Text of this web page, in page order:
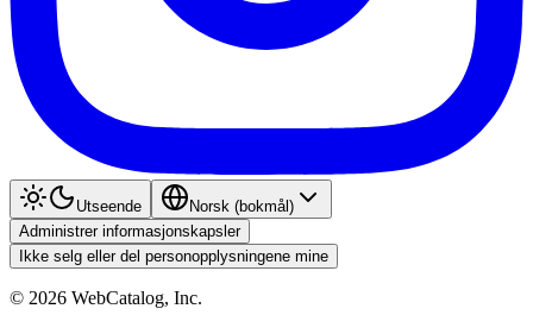
Utseende
Norsk (bokmål)
Administrer informasjonskapsler
Ikke selg eller del personopplysningene mine
© 2026 WebCatalog, Inc.